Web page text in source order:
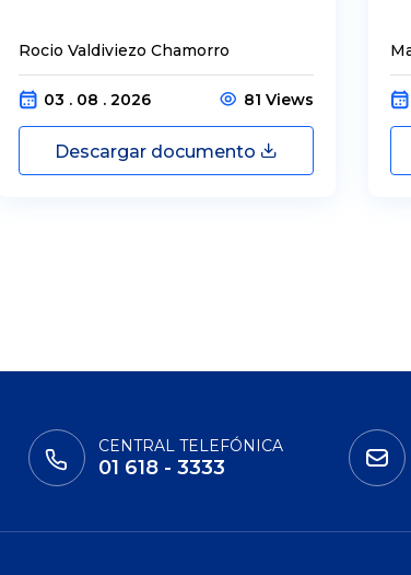
Rocio Valdiviezo Chamorro
03 . 08 . 2026 81 Views
Descargar documento
CENTRAL TELEFÓNICA
01 618 - 3333